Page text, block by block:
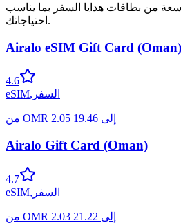
من بطاقات هدايا السفر بما يناسب
احتياجاتك.
Airalo eSIM Gift Card (Oman)
4.6
eSIM, السفر
من OMR 2.05 إلى 19.46
Airalo Gift Card (Oman)
4.7
eSIM, السفر
من OMR 2.03 إلى 21.22